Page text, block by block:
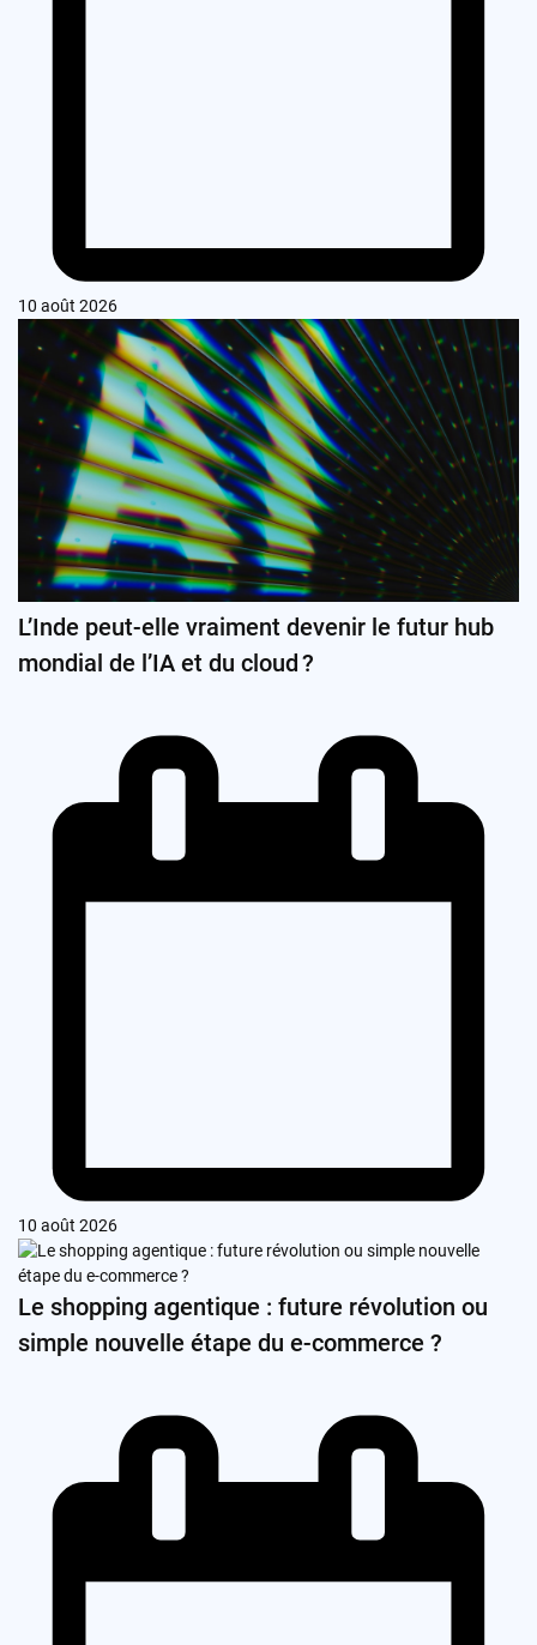
10 août 2026
L’Inde peut-elle vraiment devenir le futur hub
mondial de l’IA et du cloud ?
10 août 2026
Le shopping agentique : future révolution ou
simple nouvelle étape du e-commerce ?